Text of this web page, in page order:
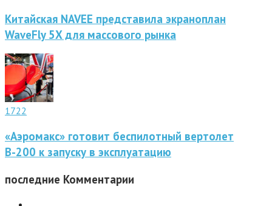
Китайская NAVEE представила экраноплан
WaveFly 5X для массового рынка
1722
«Аэромакс» готовит беспилотный вертолет
В-200 к запуску в эксплуатацию
последние Комментарии